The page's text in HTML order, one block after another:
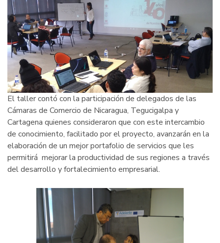
El taller contó con la participación de delegados de las
Cámaras de Comercio de Nicaragua, Tegucigalpa y
Cartagena quienes consideraron que con este intercambio
de conocimiento, facilitado por el proyecto, avanzarán en la
elaboración de un mejor portafolio de servicios que les
permitirá mejorar la productividad de sus regiones a través
del desarrollo y fortalecimiento empresarial.